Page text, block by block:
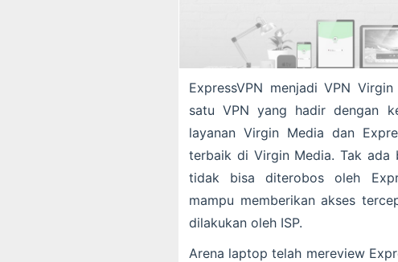
ExpressVPN menjadi VPN
satu VPN yang hadir dengan
layanan Virgin Media dan
terbaik di Virgin Media. Tak ada
tidak bisa diterobos oleh
mampu memberikan akses
dilakukan oleh ISP.
Arena laptop telah mereview